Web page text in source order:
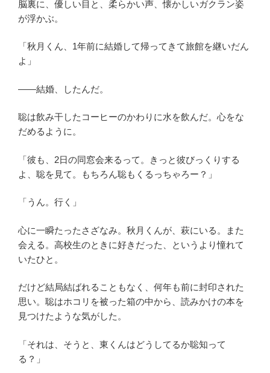
脳裏に、優しい目と、柔らかい声、懐かしいガクラン姿
が浮かぶ。
「秋月くん、1年前に結婚して帰ってきて旅館を継いだん
よ」
――結婚、したんだ。
聡は飲み干したコーヒーのかわりに水を飲んだ。心をな
だめるように。
「彼も、2日の同窓会来るって。きっと彼びっくりする
よ、聡を見て。もちろん聡もくるっちゃろー？」
「うん。行く」
心に一瞬たったさざなみ。秋月くんが、萩にいる。また
会える。高校生のときに好きだった、というより憧れて
いたひと。
だけど結局結ばれることもなく、何年も前に封印された
思い。聡はホコリを被った箱の中から、読みかけの本を
見つけたような気がした。
「それは、そうと、東くんはどうしてるか聡知って
る？」